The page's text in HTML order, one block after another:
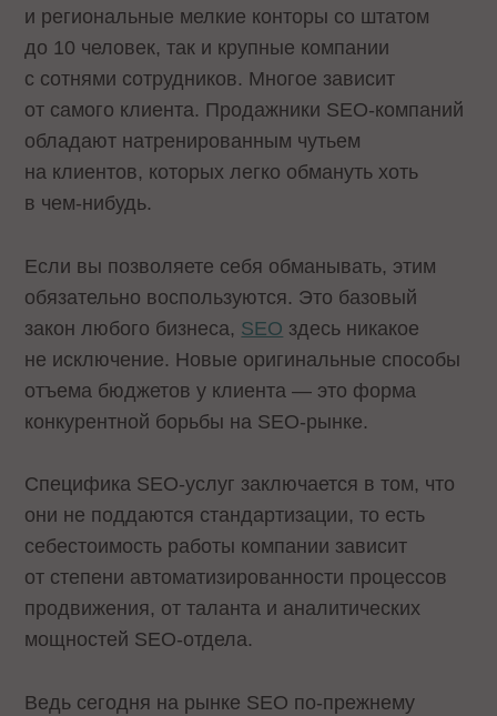
и региональные мелкие конторы со штатом
до 10 человек, так и крупные компании
с сотнями сотрудников. Многое зависит
от самого клиента. Продажники SEO-компаний
обладают натренированным чутьем
на клиентов, которых легко обмануть хоть
в чем-нибудь.
Если вы позволяете себя обманывать, этим
обязательно воспользуются. Это базовый
закон любого бизнеса, SEO здесь никакое
не исключение. Новые оригинальные способы
отъема бюджетов у клиента — это форма
конкурентной борьбы на SEO-рынке.
Специфика SEO-услуг заключается в том, что
они не поддаются стандартизации, то есть
себестоимость работы компании зависит
от степени автоматизированности процессов
продвижения, от таланта и аналитических
мощностей SEO-отдела.
Ведь сегодня на рынке SEO по-прежнему